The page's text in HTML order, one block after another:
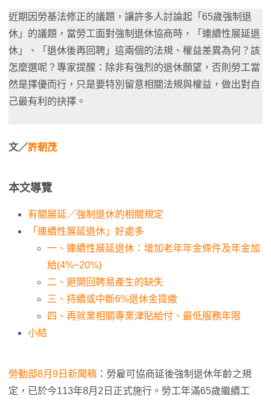
近期因勞基法修正的議題，讓許多人討論起「65歲強制退
休」的議題，當勞工面對強制退休協商時，「連續性展延退
休」、「退休後再回聘」這兩個的法規、權益差異為何？該
怎麼選呢？專家提醒：除非有強烈的退休願望，否則勞工當
然是擇優而行，只是要特別留意相關法規與權益，做出對自
己最有利的抉擇。
文／許朝茂
本文導覽
有關展延／強制退休的相關規定
「連續性展延退休」好處多
一、連續性展延退休：增加老年年金條件及年金加
給(4%~20%)
二、避開回聘易產生的缺失
三、持續或中斷6%退休金提繳
四、再就業相關專業津貼給付、最低服務年限
小結
勞動部8月9日新聞稿 ：勞雇可協商延後強制退休年齡之規
定，已於今113年8月2日正式施行。勞工年滿65歲繼續工